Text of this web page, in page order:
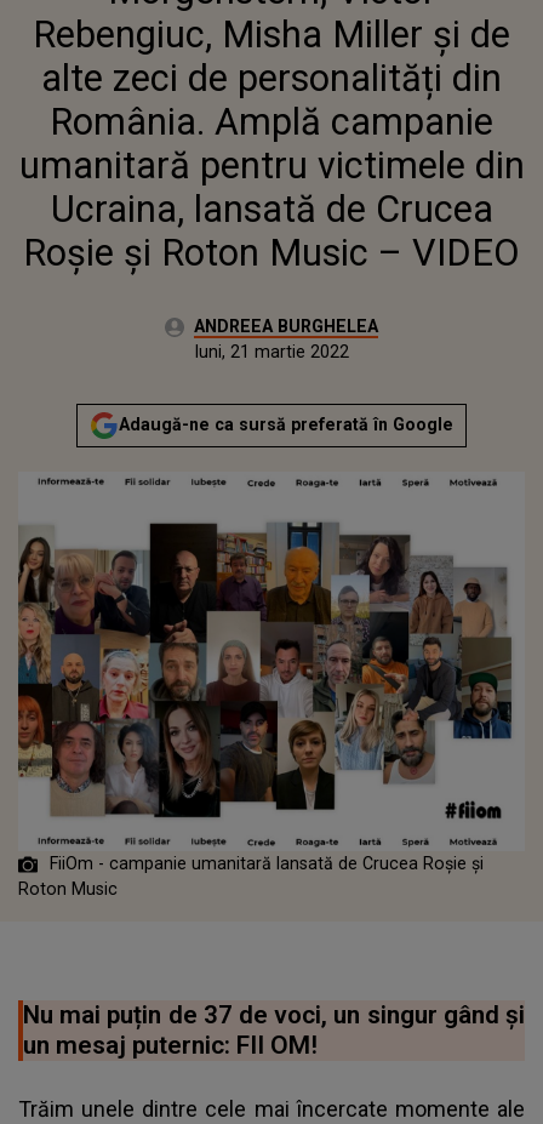
UCRAINA, LANSATĂ DE CRUCEA ROȘIE ȘI
ROTON MUSIC – VIDEO
Rebengiuc, Misha Miller și de
alte zeci de personalități din
România. Amplă campanie
umanitară pentru victimele din
Ucraina, lansată de Crucea
Roșie și Roton Music – VIDEO
Autor:ANDREEA BURGHELEA
Actualizat:
luni, 21 martie 2022
Adaugă-ne ca sursă preferată în Google
FiiOm - campanie umanitară lansată de Crucea Roșie și
Roton Music
Nu mai puțin de 37 de voci, un singur gând și
un mesaj puternic: FII OM!
Trăim unele dintre cele mai încercate momente ale